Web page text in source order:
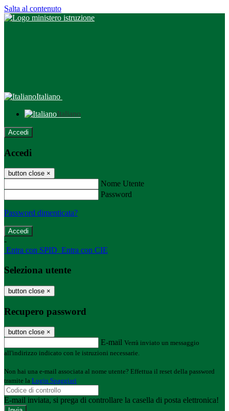
Salta al contenuto
Italiano
Italiano
Accedi
Accedi
button close ×
Nome Utente
Password
Password dimenticata?
-
Entra con SPID Entra con CIE
Seleziona utente
button close ×
Recupero password
button close ×
E-mail Verrà inviato un messaggio
all'indirizzo indicato con le istruzioni necessarie.
Non hai una e-mail associata al nome utente? Effettua il reset della password
tramite la Login Spaggiari
E-mail inviata, si prega di controllare la casella di posta elettronica!